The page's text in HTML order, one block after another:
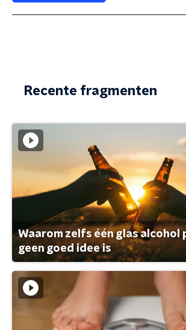
Recente fragmenten
Waarom zelfs één glas alcohol
geen goed idee is